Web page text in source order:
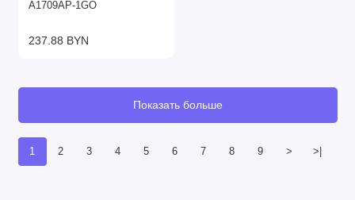
A1709AP-1GO
237.88 BYN
1 2 3 4 5 6 7 8 9 > >|
Показать больше